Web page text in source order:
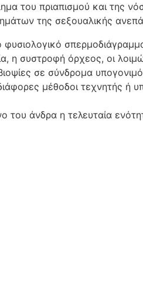
του πριαπισμού και της
της σεξουαλικής
η συστροφή όρχεος, οι
σε σύνδρομα
μέθοδοι τεχνητής ή
του άνδρα η τελευταία